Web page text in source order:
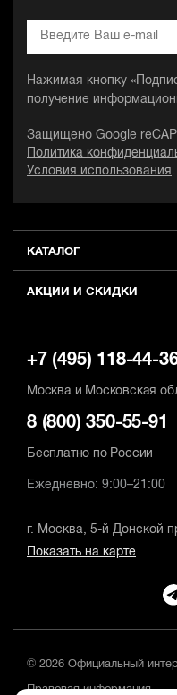
КАТАЛОГ
АКЦИИ И СКИДКИ
Нажимая кнопку
получение
Защищено Google
Политика
Условия использования .
+7 (495) 118-44-
Москва и Московская
8 (800) 350-55-91
Бесплатно по России
Ежедневно: 9:00–21:00
г. Москва, 5-й Донской
Показать на карте
© 2026 Официальный
Правовая информация